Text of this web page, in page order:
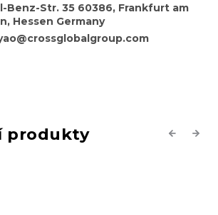
Benz-Str. 35 60386, Frankfurt am
Hessen Germany
produkty Previous
Next